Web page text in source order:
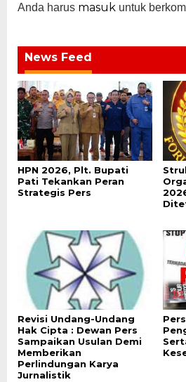
Anda harus masuk untuk
News Feed
HPN 2026, Plt. Bupati
Pati Tekankan Peran
Strategis Pers
Revisi Undang-Undang
Hak Cipta : Dewan Pers
Sampaikan Usulan Demi
Memberikan
Perlindungan Karya
Jurnalistik